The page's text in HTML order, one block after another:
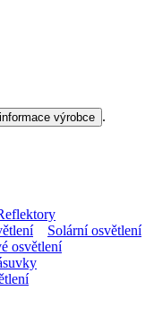
informace výrobce .
Solární osvětlení
osvětlení